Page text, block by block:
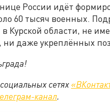
России идёт
60 тысяч военных.
Курской области, не
ни даже укреплённых
сетях
канал.